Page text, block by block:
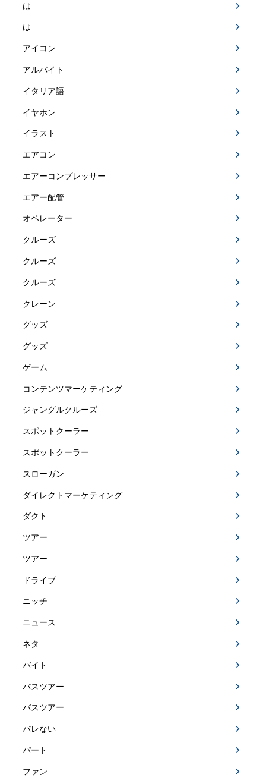
は
は
アイコン
アルバイト
イタリア語
イヤホン
イラスト
エアコン
エアーコンプレッサー
エアー配管
オペレーター
クルーズ
クルーズ
クルーズ
クレーン
グッズ
グッズ
ゲーム
コンテンツマーケティング
ジャングルクルーズ
スポットクーラー
スポットクーラー
スローガン
ダイレクトマーケティング
ダクト
ツアー
ツアー
ドライブ
ニッチ
ニュース
ネタ
バイト
バスツアー
バスツアー
バレない
パート
ファン